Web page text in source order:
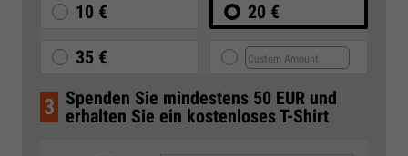
10 € 20 €
35 €
3 Spenden Sie mindestens 50 EUR und
erhalten Sie ein kostenloses T-Shirt